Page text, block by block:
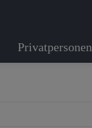
Privatpersonen